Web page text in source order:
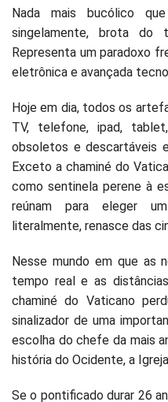
Nada mais bucólico
singelamente, brota do
Representa um paradoxo
eletrônica e avançada
Hoje em dia, todos os
TV, telefone, ipad,
obsoletos e descartáveis
Exceto a chaminé do
como sentinela perene à
reúnam para eleger
literalmente, renasce das
Nesse mundo em que as
tempo real e as
chaminé do Vaticano
sinalizador de uma
escolha do chefe da mais
história do Ocidente, a
Se o pontificado durar 26